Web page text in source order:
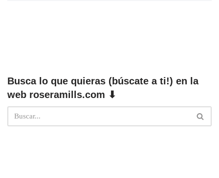
Busca lo que quieras (búscate a ti!) en la
web roseramills.com ⬇